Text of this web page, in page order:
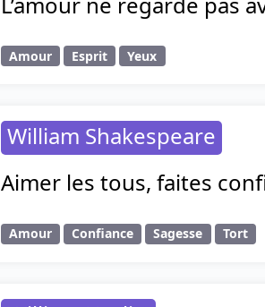
Amour Esprit Yeux
William Shakespeare
Aimer les tous, faites
Amour Confiance Sagesse Tort